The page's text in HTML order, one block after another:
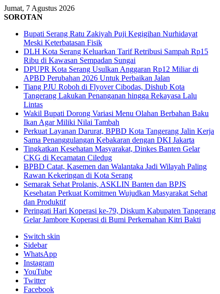
Jumat, 7 Agustus 2026
SOROTAN
Bupati Serang Ratu Zakiyah Puji Kegigihan Nurhidayat
Meski Keterbatasan Fisik
DLH Kota Serang Keluarkan Tarif Retribusi Sampah Rp15
Ribu di Kawasan Sempadan Sungai
DPUPR Kota Serang Usulkan Anggaran Rp12 Miliar di
APBD Perubahan 2026 Untuk Perbaikan Jalan
Tiang PJU Roboh di Flyover Cibodas, Dishub Kota
Tangerang Lakukan Penanganan hingga Rekayasa Lalu
Lintas
Wakil Bupati Dorong Variasi Menu Olahan Berbahan Baku
Ikan Agar Miliki Nilai Tambah
Perkuat Layanan Darurat, BPBD Kota Tangerang Jalin Kerja
Sama Penanggulangan Kebakaran dengan DKI Jakarta
Tingkatkan Kesehatan Masyarakat, Dinkes Banten Gelar
CKG di Kecamatan Ciledug
BPBD Catat, Kasemen dan Walantaka Jadi Wilayah Paling
Rawan Kekeringan di Kota Serang
Semarak Sehat Prolanis, ASKLIN Banten dan BPJS
Kesehatan Perkuat Komitmen Wujudkan Masyarakat Sehat
dan Produktif
Peringati Hari Koperasi ke-79, Diskum Kabupaten Tangerang
Gelar Jambore Koperasi di Bumi Perkemahan Kitri Bakti
Switch skin
Sidebar
WhatsApp
Instagram
YouTube
Twitter
Facebook